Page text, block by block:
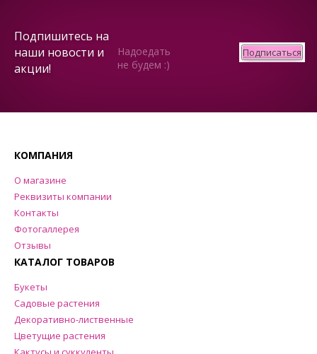
Подпишитесь на
наши новости и
акции!
Надоедать
не будем :)
Подписаться
КОМПАНИЯ
О магазине
Реквизиты компании
Контакты
Фотогаллерея
Отзывы
КАТАЛОГ ТОВАРОВ
Букеты
Садовые растения
Декоративно-лиственные
Цветущие растения